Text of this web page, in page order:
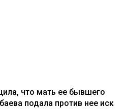
что мать ее бывшего
подала против нее иск